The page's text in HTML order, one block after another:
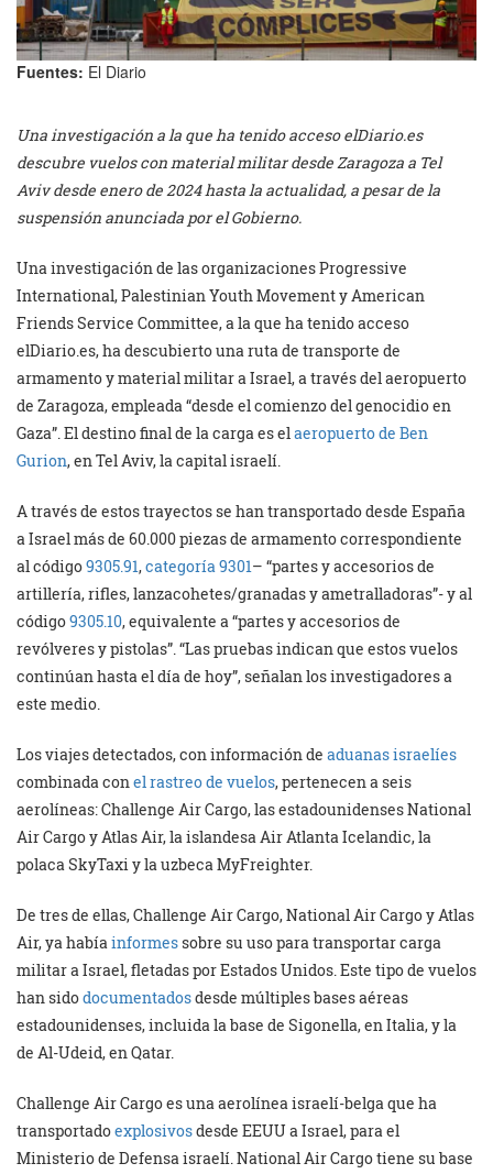
Fuentes: El Diario
Una investigación a la que ha tenido acceso elDiario.es
descubre vuelos con material militar desde Zaragoza a Tel
Aviv desde enero de 2024 hasta la actualidad, a pesar de la
suspensión anunciada por el Gobierno.
Una investigación de las organizaciones Progressive
International, Palestinian Youth Movement y American
Friends Service Committee, a la que ha tenido acceso
elDiario.es, ha descubierto una ruta de transporte de
armamento y material militar a Israel, a través del aeropuerto
de Zaragoza, empleada “desde el comienzo del genocidio en
Gaza”. El destino final de la carga es elaeropuerto de Ben
Gurion, en Tel Aviv, la capital israelí.
A través de estos trayectos se han transportado desde España
a Israel más de 60.000 piezas de armamento correspondiente
al código9305.91,categoría 9301– “partes y accesorios de
artillería, rifles, lanzacohetes/granadas y ametralladoras”- y al
código9305.10, equivalente a “partes y accesorios de
revólveres y pistolas”. “Las pruebas indican que estos vuelos
continúan hasta el día de hoy”, señalan los investigadores a
este medio.
Los viajes detectados, con información de aduanas israelíes
combinada conel rastreo de vuelos, pertenecen a seis
aerolíneas: Challenge Air Cargo, las estadounidenses National
Air Cargo y Atlas Air, la islandesa Air Atlanta Icelandic, la
polaca SkyTaxi y la uzbeca MyFreighter.
De tres de ellas, Challenge Air Cargo, National Air Cargo y Atlas
Air, ya habíainformessobre su uso para transportar carga
militar a Israel, fletadas por Estados Unidos. Este tipo de vuelos
han sidodocumentadosdesde múltiples bases aéreas
estadounidenses, incluida la base de Sigonella, en Italia, y la
de Al-Udeid, en Qatar.
Challenge Air Cargo es una aerolínea israelí-belga que ha
transportadoexplosivosdesde EEUU a Israel, para el
Ministerio de Defensa israelí. National Air Cargo tiene su base